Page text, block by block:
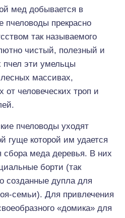
мед добывается в
пчеловоды прекрасно
так называемого
чистый, полезный и
пчел эти умельцы
массивах,
от человеческих троп и
пчеловоды уходят
гуще которой им удается
меда деревья. В них
борти (так
созданные дупла для
семьи). Для привлечения
«домика» для